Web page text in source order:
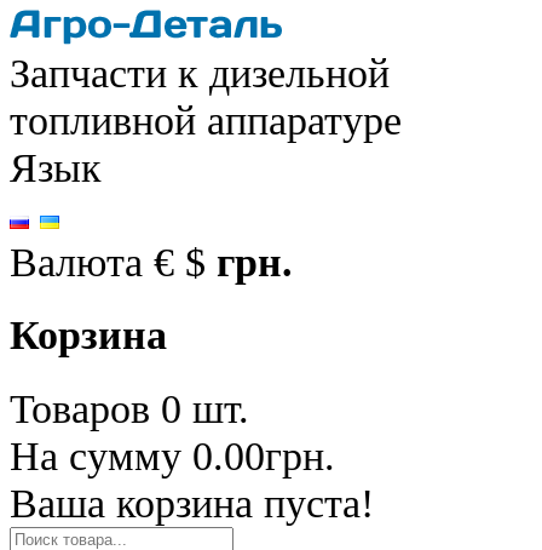
Запчасти к дизельной
топливной аппаратуре
Язык
Валюта € $ грн.
Корзина
Товаров 0 шт.
На сумму 0.00грн.
Ваша корзина пуста!